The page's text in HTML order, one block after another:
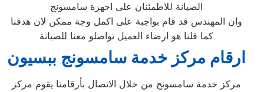
الصيانة للاطمئنان على اجهزة سامسونج
وان المهندس قد قام بواجبة على اكمل وجة ممكن لان هدفنا
كما قلنا هو ارضاء العميل تواصلو معنا للصيانة
ارقام مركز خدمة سامسونج ببسيون
مركز خدمة سامسونج من خلال الاتصال بأرقامنا يقوم مركز